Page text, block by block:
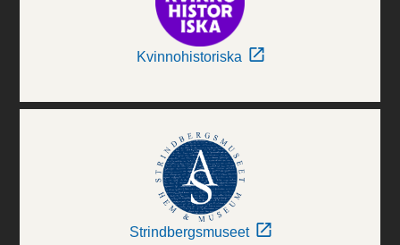
Kvinnohistoriska
Strindbergsmuseet